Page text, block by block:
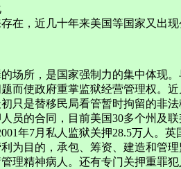
在，近几十年来美国等国家又出
场所，是国家强制力的集中体现
而使政府重掌监狱经营管理权。
只是替移民局看管暂时拘留的非
员的合同，目前美国30多个州及
年7月私人监狱关押28.5万人。
为目的，承包、筹资、建造和管
理精神病人。还有专门关押重罪